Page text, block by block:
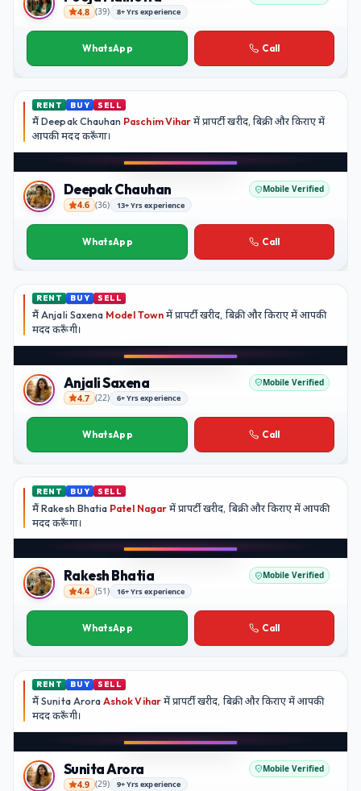
Pooja Malhotra
4.8 (39) 8+ Yrs experience
WhatsApp Call
RENT BUY SELL
मैंDeepak Chauhan Paschim Vihar में प्रापर्टी खरीद, बिक्री और किराए में
आपकी मदद करूँगा।
Deepak Chauhan
Deepak Chauhan Mobile Verified
4.6 (36) 13+ Yrs experience
WhatsApp Call
RENT BUY SELL
मैंAnjali Saxena Model Townमें प्रापर्टी खरीद, बिक्री और किराए में आपकी
मददकरूँगी।
Anjali Saxena
Anjali Saxena Mobile Verified
4.7 (22) 6+ Yrs experience
WhatsApp Call
RENT BUY SELL
मैंRakesh Bhatia Patel Nagarमें प्रापर्टी खरीद, बिक्री और किराए में आपकी
मददकरूँगा।
Rakesh Bhatia
Rakesh Bhatia Mobile Verified
4.4 (51) 16+ Yrs experience
WhatsApp Call
RENT BUY SELL
मैंSunita Arora Ashok Viharमें प्रापर्टी खरीद, बिक्री और किराए में आपकी
मददकरूँगी।
Sunita Arora Mobile Verified
4.9 (29) 9+ Yrs experience